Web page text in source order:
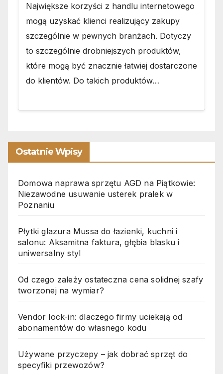
Największe korzyści z handlu internetowego
mogą uzyskać klienci realizujący zakupy
szczególnie w pewnych branżach. Dotyczy
to szczególnie drobniejszych produktów,
które mogą być znacznie łatwiej dostarczone
do klientów. Do takich produktów…
Ostatnie Wpisy
Domowa naprawa sprzętu AGD na Piątkowie:
Niezawodne usuwanie usterek pralek w
Poznaniu
Płytki glazura Mussa do łazienki, kuchni i
salonu: Aksamitna faktura, głębia blasku i
uniwersalny styl
Od czego zależy ostateczna cena solidnej szafy
tworzonej na wymiar?
Vendor lock-in: dlaczego firmy uciekają od
abonamentów do własnego kodu
Używane przyczepy – jak dobrać sprzęt do
specyfiki przewozów?